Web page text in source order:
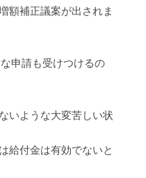
額補正議案が出されま
申請も受けつけるの
いような大変苦しい状
給付金は有効でないと